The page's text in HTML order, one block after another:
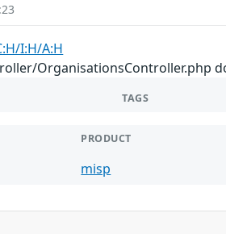
I:H/A:H
OrganisationsController.php
TAGS
PRODUCT
misp